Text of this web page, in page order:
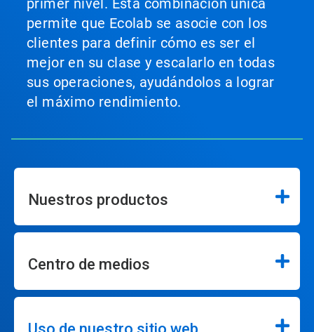
primer nivel. Esta combinación única
permite que Ecolab se asocie con los
clientes para definir cómo es ser el
mejor en su clase y escalarlo en todas
sus operaciones, ayudándolos a lograr
el máximo rendimiento.
Nuestros productos
Centro de medios